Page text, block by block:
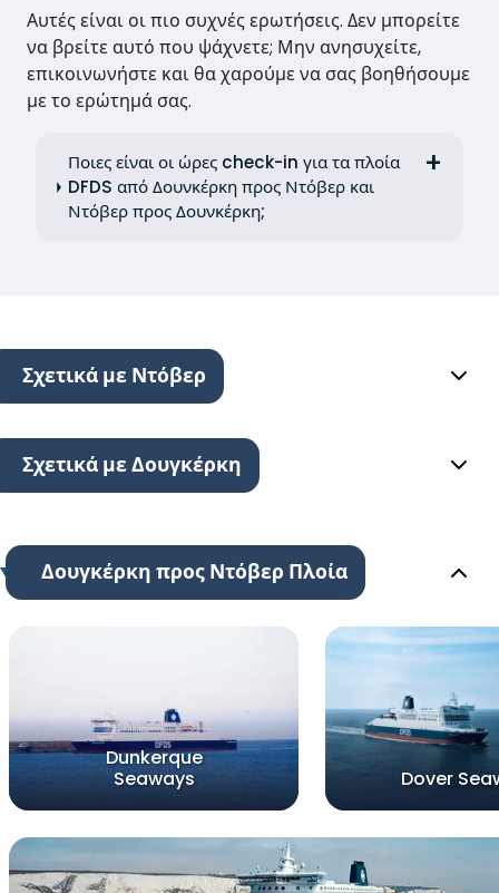
Αυτές είναι οι πιο συχνές ερωτήσεις. Δεν μπορείτε
να βρείτε αυτό που ψάχνετε; Μην ανησυχείτε,
επικοινωνήστε και θα χαρούμε να σας βοηθήσουμε
με το ερώτημά σας.
Ποιες είναι οι ώρες check-in για τα πλοία
DFDS από Δουνκέρκη προς Ντόβερ και
Ντόβερ προς Δουνκέρκη;
Σχετικά με Ντόβερ
Σχετικά με Δουγκέρκη
Δουγκέρκη προς Ντόβερ Πλοία
Dunkerque
Seaways
Dover